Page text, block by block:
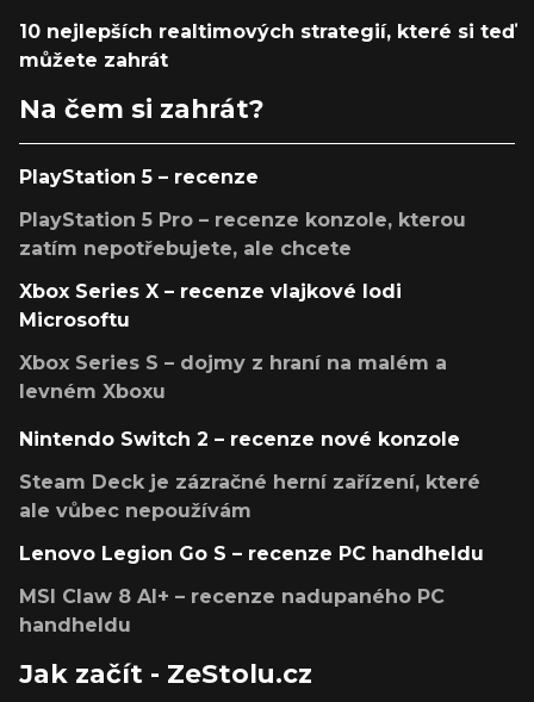
10 nejlepších realtimových strategií, které si teď
můžete zahrát
Na čem si zahrát?
PlayStation 5 – recenze
PlayStation 5 Pro – recenze konzole, kterou
zatím nepotřebujete, ale chcete
Xbox Series X – recenze vlajkové lodi
Microsoftu
Xbox Series S – dojmy z hraní na malém a
levném Xboxu
Nintendo Switch 2 – recenze nové konzole
Steam Deck je zázračné herní zařízení, které
ale vůbec nepoužívám
Lenovo Legion Go S – recenze PC handheldu
MSI Claw 8 AI+ – recenze nadupaného PC
handheldu
Jak začít - ZeStolu.cz